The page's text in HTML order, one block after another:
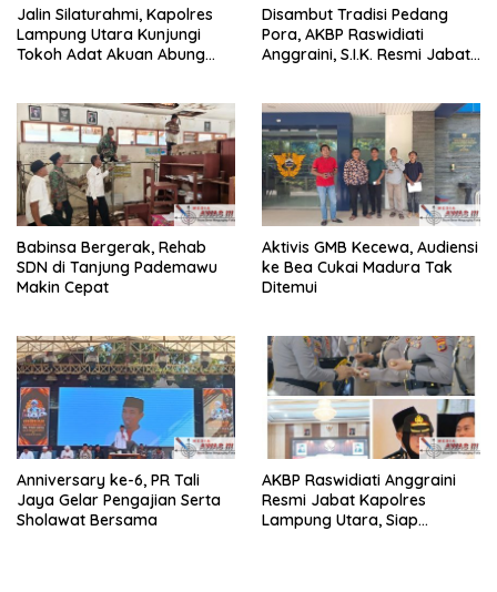
Jalin Silaturahmi, Kapolres
Lampung Utara Kunjungi
Tokoh Adat Akuan Abung
Disambut Tradisi Pedang
Pora, AKBP Raswidiati
Anggraini, S.I.K. Resmi Jabat
Babinsa Bergerak, Rehab
SDN di Tanjung Pademawu
Makin Cepat
Aktivis GMB Kecewa, Audiensi
ke Bea Cukai Madura Tak
Ditemui
Anniversary ke-6, PR Tali
Jaya Gelar Pengajian Serta
Sholawat Bersama
AKBP Raswidiati Anggraini
Resmi Jabat Kapolres
Lampung Utara, Siap